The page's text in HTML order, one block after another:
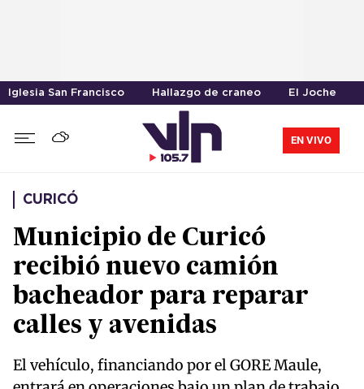
Iglesia San Francisco Hallazgo de craneo El Joche
EN VIVO
CURICÓ
Municipio de Curicó
recibió nuevo camión
bacheador para reparar
calles y avenidas
El vehículo, financiando por el GORE Maule,